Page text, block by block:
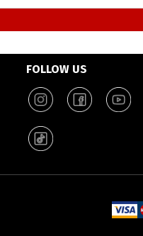
FOLLOW US